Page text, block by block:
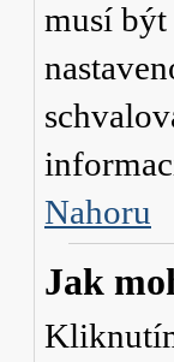
musí
Nahoru
Jak